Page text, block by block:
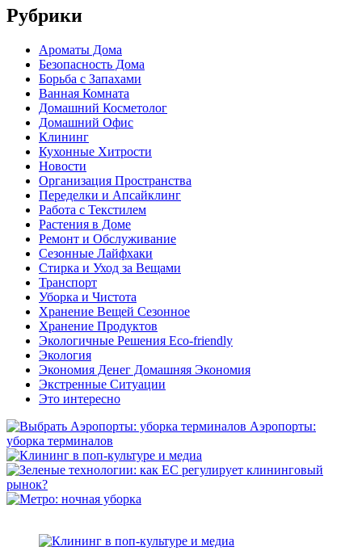
Рубрики
Ароматы Дома
Безопасность Дома
Борьба с Запахами
Ванная Комната
Домашний Косметолог
Домашний Офис
Клининг
Кухонные Хитрости
Новости
Организация Пространства
Переделки и Апсайклинг
Работа с Текстилем
Растения в Доме
Ремонт и Обслуживание
Сезонные Лайфхаки
Стирка и Уход за Вещами
Транспорт
Уборка и Чистота
Хранение Вещей Сезонное
Хранение Продуктов
Экологичные Решения Eco-friendly
Экология
Экономия Денег Домашняя Экономия
Экстренные Ситуации
Это интересно